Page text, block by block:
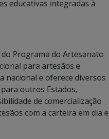
educativas integradas à
do Programa do Artesanato
para artesãos e
nacional e oferece diversos
outros Estados,
de comercialização
com a carteira em dia e